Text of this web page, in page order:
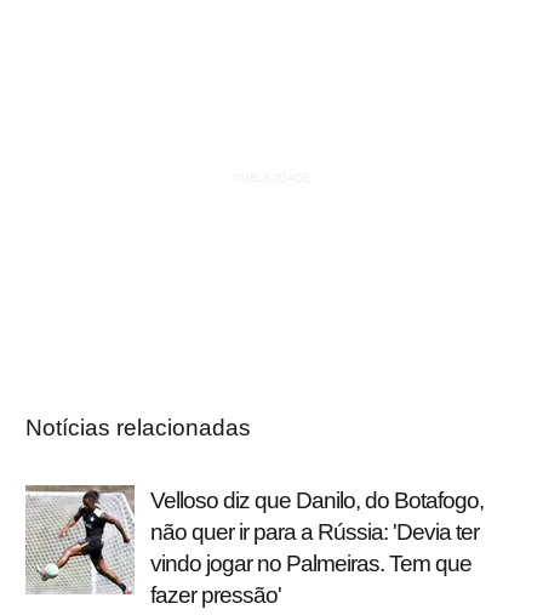
Notícias relacionadas
Velloso diz que Danilo, do Botafogo,
não quer ir para a Rússia: 'Devia ter
vindo jogar no Palmeiras. Tem que
fazer pressão'